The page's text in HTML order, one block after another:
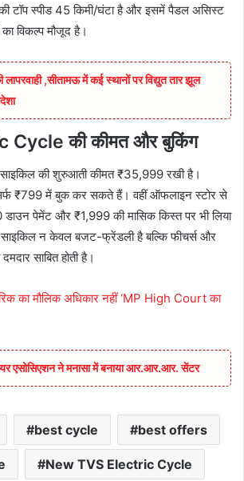
टॉप स्पीड 45 किमी/घंटा है और इसमें पैडल असिस्ट
विकल्प मौजूद है।
लापरवाही ,सीतामऊ में कई स्थानों पर विद्युत तार झूल
Cycle की कीमत और बुकिंग
की शुरुआती कीमत ₹35,999 रखी है।
₹799 में बुक कर सकते हैं। वहीं ऑफलाइन स्टोर से
पेमेंट और ₹1,999 की मासिक किस्त पर भी लिया
न केवल बजट-फ्रेंडली है बल्कि फीचर्स और
साबित होती है।
का मौलिक अधिकार नहीं ‘MP High Court का
एसोसिएशन ने मनासा में बनाया आर.आर.आर. सेंटर
best cycle best offers
New TVS Electric Cycle